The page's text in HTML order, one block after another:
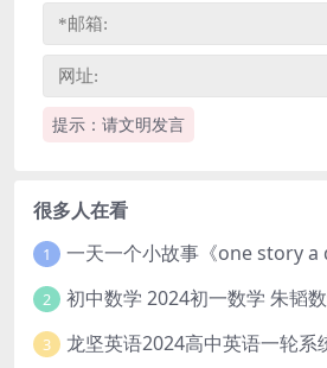
提示：请文明发言
很多人在看
1
2
3 龙坚英语2024高中英语一轮系